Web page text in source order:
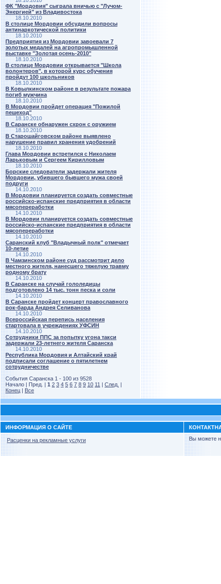
ФК "Мордовия" сыграла вничью с "Лучом-
Энергией" из Владивостока
18.10.2010
В столице Мордовии обсудили вопросы
антинаркотической политики
18.10.2010
Предприятия из Мордовии завоевали 7
золотых медалей на агропромышленной
выставке "Золотая осень-2010"
18.10.2010
В столице Мордовии открывается "Школа
волонтеров", в которой курс обучения
пройдут 100 школьников
18.10.2010
В Ковылкинском районе в результате пожара
погиб мужчина
18.10.2010
В Мордовии пройдет операция "Пожилой
пешеход"
18.10.2010
В Саранске обнаружен схрон с оружием
18.10.2010
В Старошайговском районе выявлено
нарушение правил хранения удобрений
18.10.2010
Глава Мордовии встретился с Николаем
Ларьковым и Сергеем Кирилловым
18.10.2010
Борские следователи задержали жителя
Мордовии, убившего бывшего мужа своей
подруги
14.10.2010
В Мордовии планируется создать совместные
российско-испанские предприятия в области
мясопереработки
14.10.2010
В Мордовии планируется создать совместные
российско-испанские предприятия в области
мясопереработки
14.10.2010
Саранский клуб "Владычный полк" отмечает
10-летие
14.10.2010
В Чамзинском районе суд рассмотрит дело
местного жителя, нанесшего тяжелую травму
родному брату
14.10.2010
В Саранске на случай гололедицы
подготовлено 14 тыс. тонн песка и соли
14.10.2010
В Саранске пройдет концерт православного
рок-барда Андрея Селиванова
14.10.2010
Всероссийская перепись населения
стартовала в учреждениях УФСИН
14.10.2010
Сотрудники ППС за попытку угона такси
задержали 23-летнего жителя Саранска
14.10.2010
Республика Мордовия и Алтайский край
подписали соглашение о пятилетнем
сотрудничестве
События Саранска 1 - 100 из 9528
Начало | Пред. | 1 2 3 4 5 6 7 8 9 10 11 | След. |
Конец | Все
ИНФОРМАЦИЯ О САЙТЕ
Расценки на рекламные услуги Вы можете